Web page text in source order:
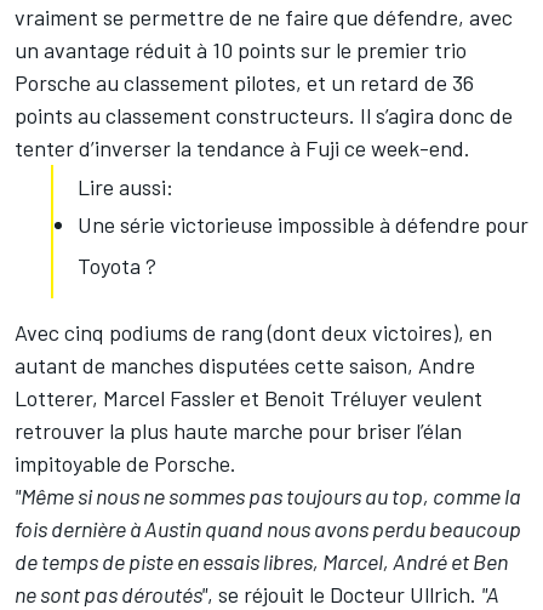
vraiment se permettre de ne faire que défendre, avec
un avantage réduit à 10 points sur le premier trio
Porsche au classement pilotes, et un retard de 36
points au classement constructeurs. Il s’agira donc de
tenter d’inverser la tendance à Fuji ce week-end.
Lire aussi:
Une série victorieuse impossible à défendre pour
Toyota ?
Avec cinq podiums de rang (dont deux victoires), en
autant de manches disputées cette saison, Andre
Lotterer, Marcel Fassleret Benoit Tréluyerveulent
retrouver la plus haute marche pour briser l’élan
impitoyable de Porsche.
"Même si nous ne sommes pas toujours au top, comme la
fois dernière à Austin quand nous avons perdu beaucoup
de temps de piste en essais libres, Marcel, André et Ben
ne sont pas déroutés", se réjouit le Docteur Ullrich. "A